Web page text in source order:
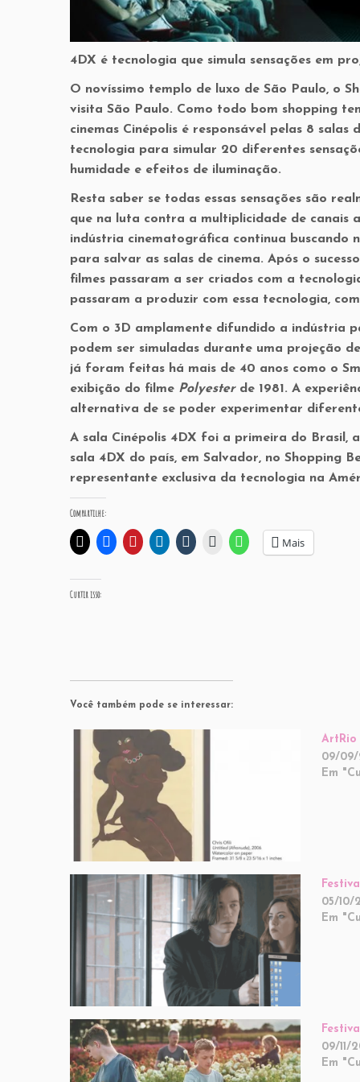
4DX é tecnologia que simula sensações em
O novíssimo templo de luxo de São Paulo, o
visita São Paulo. Como todo bom shopping
cinemas Cinépolis é responsável pelas 8
tecnologia para simular 20 diferentes
humidade e efeitos de iluminação.
Resta saber se todas essas sensações são
que na luta contra a multiplicidade de canais
indústria cinematográfica continua buscando
para salvar as salas de cinema. Após o
filmes passaram a ser criados com a
passaram a produzir com essa tecnologia,
Com o 3D amplamente difundido a indústria
podem ser simuladas durante uma projeção
já foram feitas há mais de 40 anos como o
exibição do filme Polyesterde 1981. A
alternativa de se poder experimentar
A sala Cinépolis 4DX foi a primeira do Brasil,
sala 4DX do país, em Salvador, no Shopping
representante exclusiva da tecnologia na
Compartilhe:
Mais
Curtir isso:
Você também pode se interessar:
ArtRio
09/09/
Em
05/10/
Em
09/11/
Em